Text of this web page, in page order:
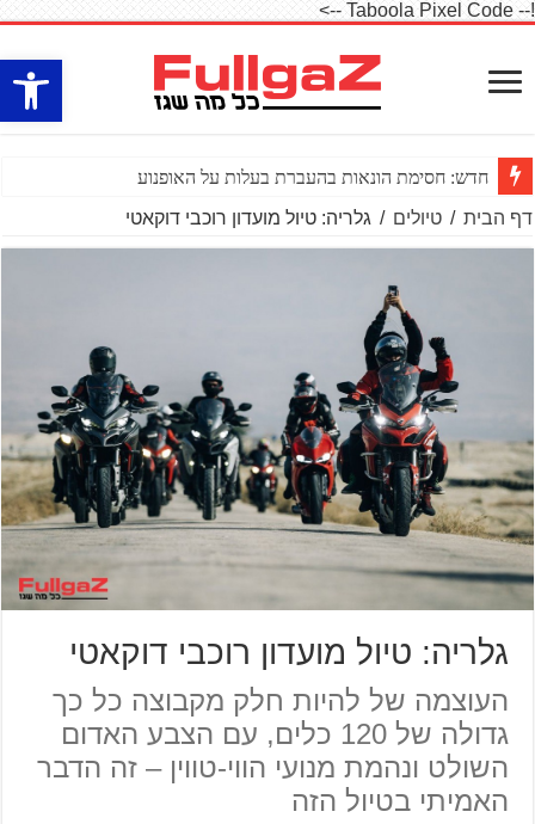
פתח
!-- Taboola Pixel Code -->
חדש: חסימת הונאות בהעברת בעלות על האופנוע
דף הבית / טיולים / גלריה: טיול מועדון רוכבי דוקאטי
גלריה: טיול מועדון רוכבי דוקאטי
העוצמה של להיות חלק מקבוצה כל כך
גדולה של 120 כלים, עם הצבע האדום
השולט ונהמת מנועי הווי-טווין – זה הדבר
האמיתי בטיול הזה